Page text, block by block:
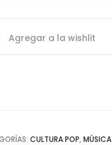
Agregar a la wishlit
CULTURA POP, MÚSICA